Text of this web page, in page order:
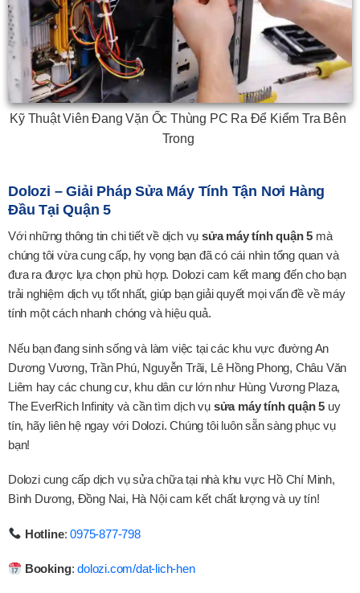
Kỹ Thuật Viên Đang Vặn Ốc Thùng PC Ra Để Kiểm Tra Bên
Trong
Dolozi – Giải Pháp Sửa Máy Tính Tận Nơi Hàng
Đầu Tại Quận 5
Với những thông tin chi tiết về dịch vụ sửa máy tính quận 5 mà
chúng tôi vừa cung cấp, hy vọng bạn đã có cái nhìn tổng quan và
đưa ra được lựa chọn phù hợp. Dolozi cam kết mang đến cho bạn
trải nghiệm dịch vụ tốt nhất, giúp bạn giải quyết mọi vấn đề về máy
tính một cách nhanh chóng và hiệu quả.
Nếu bạn đang sinh sống và làm việc tại các khu vực đường An
Dương Vương, Trần Phú, Nguyễn Trãi, Lê Hồng Phong, Châu Văn
Liêm hay các chung cư, khu dân cư lớn như Hùng Vương Plaza,
The EverRich Infinity và cần tìm dịch vụ sửa máy tính quận 5 uy
tín, hãy liên hệ ngay với Dolozi. Chúng tôi luôn sẵn sàng phục vụ
bạn!
Dolozi cung cấp dịch vụ sửa chữa tại nhà khu vực Hồ Chí Minh,
Bình Dương, Đồng Nai, Hà Nội cam kết chất lượng và uy tín!
Hotline:0975-877-798
Booking:dolozi.com/dat-lich-hen